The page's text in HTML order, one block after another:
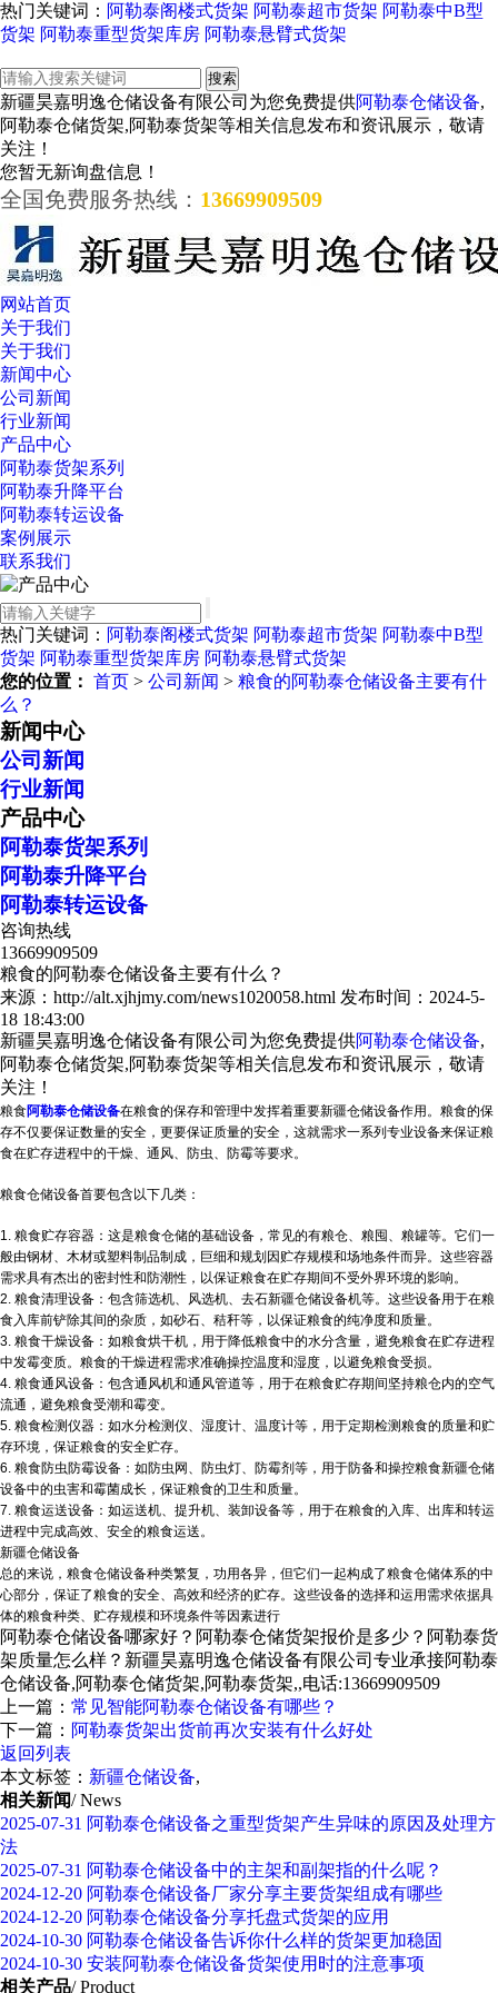
热门关键词： 阿勒泰阁楼式货架 阿勒泰超市货架 阿勒泰中B型
货架 阿勒泰重型货架库房 阿勒泰悬臂式货架
新疆昊嘉明逸仓储设备有限公司为您免费提供阿勒泰仓储设备,
阿勒泰仓储货架,阿勒泰货架等相关信息发布和资讯展示，敬请
关注！
您暂无新询盘信息！
全国免费服务热线： 13669909509
网站首页
关于我们
关于我们
新闻中心
公司新闻
行业新闻
产品中心
阿勒泰货架系列
阿勒泰升降平台
阿勒泰转运设备
案例展示
联系我们
热门关键词： 阿勒泰阁楼式货架 阿勒泰超市货架 阿勒泰中B型
货架 阿勒泰重型货架库房 阿勒泰悬臂式货架
您的位置： 首页 > 公司新闻 > 粮食的阿勒泰仓储设备主要有什
么？
新闻中心
公司新闻
行业新闻
产品中心
阿勒泰货架系列
阿勒泰升降平台
阿勒泰转运设备
咨询热线
13669909509
粮食的阿勒泰仓储设备主要有什么？
来源：http://alt.xjhjmy.com/news1020058.html 发布时间：2024-5-
18 18:43:00
新疆昊嘉明逸仓储设备有限公司为您免费提供阿勒泰仓储设备,
阿勒泰仓储货架,阿勒泰货架等相关信息发布和资讯展示，敬请
关注！
粮食阿勒泰仓储设备在粮食的保存和管理中发挥着重要新疆仓储设备作用。粮食的保
存不仅要保证数量的安全，更要保证质量的安全，这就需求一系列专业设备来保证粮
食在贮存进程中的干燥、通风、防虫、防霉等要求。
粮食仓储设备首要包含以下几类：
1. 粮食贮存容器：这是粮食仓储的基础设备，常见的有粮仓、粮囤、粮罐等。它们一
般由钢材、木材或塑料制品制成，巨细和规划因贮存规模和场地条件而异。这些容器
需求具有杰出的密封性和防潮性，以保证粮食在贮存期间不受外界环境的影响。
2. 粮食清理设备：包含筛选机、风选机、去石新疆仓储设备机等。这些设备用于在粮
食入库前铲除其间的杂质，如砂石、秸秆等，以保证粮食的纯净度和质量。
3. 粮食干燥设备：如粮食烘干机，用于降低粮食中的水分含量，避免粮食在贮存进程
中发霉变质。粮食的干燥进程需求准确操控温度和湿度，以避免粮食受损。
4. 粮食通风设备：包含通风机和通风管道等，用于在粮食贮存期间坚持粮仓内的空气
流通，避免粮食受潮和霉变。
5. 粮食检测仪器：如水分检测仪、湿度计、温度计等，用于定期检测粮食的质量和贮
存环境，保证粮食的安全贮存。
6. 粮食防虫防霉设备：如防虫网、防虫灯、防霉剂等，用于防备和操控粮食新疆仓储
设备中的虫害和霉菌成长，保证粮食的卫生和质量。
7. 粮食运送设备：如运送机、提升机、装卸设备等，用于在粮食的入库、出库和转运
进程中完成高效、安全的粮食运送。
新疆仓储设备
总的来说，粮食仓储设备种类繁复，功用各异，但它们一起构成了粮食仓储体系的中
心部分，保证了粮食的安全、高效和经济的贮存。这些设备的选择和运用需求依据具
体的粮食种类、贮存规模和环境条件等因素进行
阿勒泰仓储设备哪家好？阿勒泰仓储货架报价是多少？阿勒泰货
架质量怎么样？新疆昊嘉明逸仓储设备有限公司专业承接阿勒泰
仓储设备,阿勒泰仓储货架,阿勒泰货架,,电话:13669909509
上一篇： 常见智能阿勒泰仓储设备有哪些？
下一篇： 阿勒泰货架出货前再次安装有什么好处
返回列表
本文标签： 新疆仓储设备,
相关新闻/ News
2025-07-31 阿勒泰仓储设备之重型货架产生异味的原因及处理方
法
2025-07-31 阿勒泰仓储设备中的主架和副架指的什么呢？
2024-12-20 阿勒泰仓储设备厂家分享主要货架组成有哪些
2024-12-20 阿勒泰仓储设备分享托盘式货架的应用
2024-10-30 阿勒泰仓储设备告诉你什么样的货架更加稳固
2024-10-30 安装阿勒泰仓储设备货架使用时的注意事项
相关产品/ Product